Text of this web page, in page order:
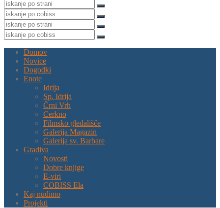
Domov
Novice
Dogodki
Enote
Idrija
Sp. Idrija
Črni Vrh
Cerkno
Filmsko gledališče
Galerija Magazin
Galerija sv. Barbare
Gradiva
Novosti
Dobre knjige
E-viri
COBISS Ela
Kaj nudimo
Projekti